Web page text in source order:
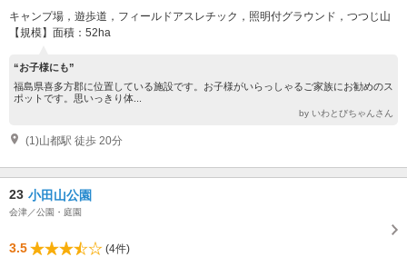
キャンプ場，遊歩道，フィールドアスレチック，照明付グラウンド，つつじ山
【規模】面積：52ha
“お子様にも”
福島県喜多方郡に位置している施設です。お子様がいらっしゃるご家族にお勧めのス
ポットです。思いっきり体...
by いわとびちゃんさん
(1)山都駅 徒歩 20分
23 小田山公園
会津／公園・庭園
3.5
(4件)